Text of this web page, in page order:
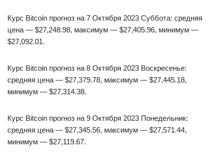
Курс Bitcoin прогноз на 7 Октября 2023 Суббота: средняя
цена — $27,248.98, максимум — $27,405.96, минимум —
$27,092.01.
Курс Bitcoin прогноз на 8 Октября 2023 Воскресенье:
средняя цена — $27,379.78, максимум — $27,445.18,
минимум — $27,314.38.
Курс Bitcoin прогноз на 9 Октября 2023 Понедельник:
средняя цена — $27,345.56, максимум — $27,571.44,
минимум — $27,119.67.